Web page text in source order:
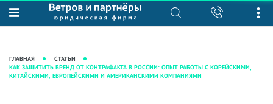
О нас
Рекомендации
Юридические услуги
Интеллектуальная собственность
База знаний
практики"
ГЛАВНАЯ
СТАТЬИ
КАК ЗАЩИТИТЬ БРЕНД ОТ КОНТРАФАКТА В РОССИИ: ОПЫТ РАБОТЫ С КОРЕЙСКИМИ,
КИТАЙСКИМИ, ЕВРОПЕЙСКИМИ И АМЕРИКАНСКИМИ КОМПАНИЯМИ